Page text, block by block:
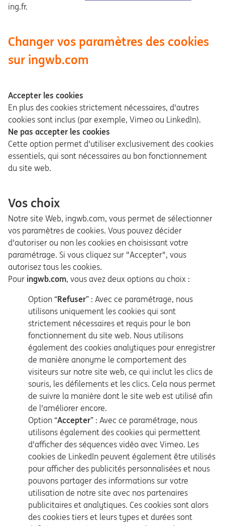
ing.fr.
Changer vos paramètres des cookies
sur ingwb.com
Accepter les cookies
En plus des cookies strictement nécessaires, d'autres
cookies sont inclus (par exemple, Vimeo ou LinkedIn).
Ne pas accepter les cookies
Cette option permet d'utiliser exclusivement des cookies
essentiels, qui sont nécessaires au bon fonctionnement
du site web.
Vos choix
Notre site Web, ingwb.com, vous permet de sélectionner
vos paramètres de cookies. Vous pouvez décider
d'autoriser ou non les cookies en choisissant votre
paramétrage. Si vous cliquez sur "Accepter", vous
autorisez tous les cookies.
Pour ingwb.com, vous avez deux options au choix :
Option “Refuser” : Avec ce paramétrage, nous
utilisons uniquement les cookies qui sont
strictement nécessaires et requis pour le bon
fonctionnement du site web. Nous utilisons
également des cookies analytiques pour enregistrer
de manière anonyme le comportement des
visiteurs sur notre site web, ce qui inclut les clics de
souris, les défilements et les clics. Cela nous permet
de suivre la manière dont le site web est utilisé afin
de l'améliorer encore.
Option “Accepter” : Avec ce paramétrage, nous
utilisons également des cookies qui permettent
d'afficher des séquences vidéo avec Vimeo. Les
cookies de LinkedIn peuvent également être utilisés
pour afficher des publicités personnalisées et nous
pouvons partager des informations sur votre
utilisation de notre site avec nos partenaires
publicitaires et analytiques. Ces cookies sont alors
des cookies tiers et leurs types et durées sont